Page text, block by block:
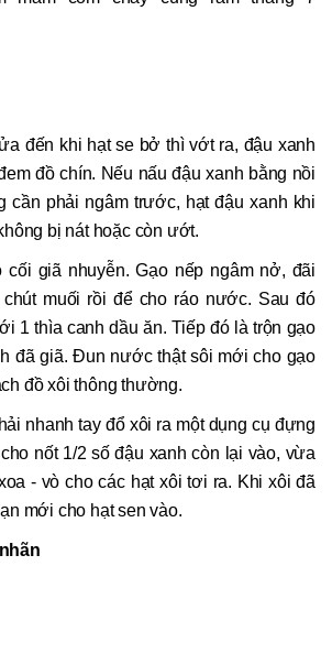
đến khi hạt se bở thì vớt ra, đậu xanh
đồ chín. Nếu nấu đậu xanh bằng nồi
cần phải ngâm trước, hạt đậu xanh khi
bị nát hoặc còn ướt.
cối giã nhuyễn. Gạo nếp ngâm nở, đãi
muối rồi để cho ráo nước. Sau đó
1 thìa canh dầu ăn. Tiếp đó là trộn gạo
đã giã. Đun nước thật sôi mới cho gạo
đồ xôi thông thường.
nhanh tay đổ xôi ra một dụng cụ đựng
nốt 1/2 số đậu xanh còn lại vào, vừa
- vò cho các hạt xôi tơi ra. Khi xôi đã
mới cho hạt sen vào.